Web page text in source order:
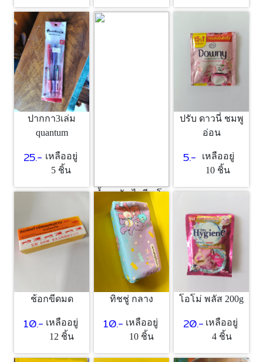
ปากกา3เล่ม
quantum
25.- เหลืออยู่
5 ชิ้น
น้ำยาซัก ไฮยีน โอ
โรส
5.- เหลืออยู่
10 ชิ้น
ปรับ ดาวนี่ ชมพู
อ่อน
5.-
เหลืออยู่
10 ชิ้น
ช้อกขีดมด
10.- เหลืออยู่
12 ชิ้น
ทิชชู่ กลาง
10.- เหลืออยู่
10 ชิ้น
โอโม่ พลัส 200g
20.- เหลืออยู่
4 ชิ้น